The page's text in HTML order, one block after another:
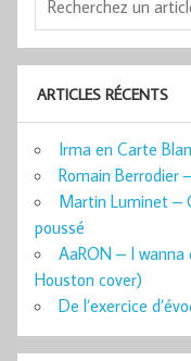
ARTICLES RÉCENTS
Irma en Carte
Romain Berrodier
Martin Luminet –
poussé
AaRON – I
Houston cover)
De l’exercice